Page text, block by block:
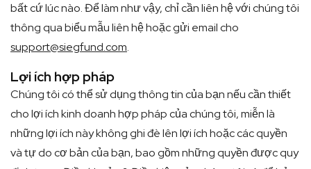
bất cứ lúc nào. Để làm như vậy, chỉ cần liên hệ với chúng tôi
thông qua biểu mẫu liên hệ hoặc gửi email cho
support@siegfund.com.
Lợi ích hợp pháp
Chúng tôi có thể sử dụng thông tin của bạn nếu cần thiết
cho lợi ích kinh doanh hợp pháp của chúng tôi, miễn là
những lợi ích này không ghi đè lên lợi ích hoặc các quyền
và tự do cơ bản của bạn, bao gồm những quyền được quy